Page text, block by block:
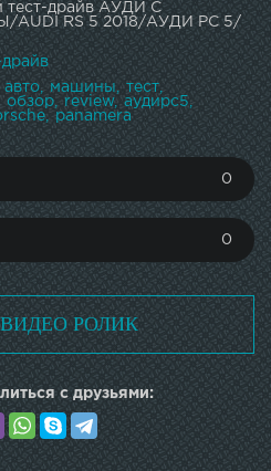
тест-драйв АУДИ С
RS 5 2018/АУДИ РС 5/
авто машины
тест
обзор review
аудирс5
panamera
0
0
РОЛИК
с друзьями: